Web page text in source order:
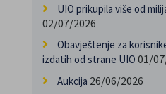
UIO prikupila više od
02/07/2026
Obavještenje za
izdatih od strane UIO 01/
Aukcija 26/06/2026